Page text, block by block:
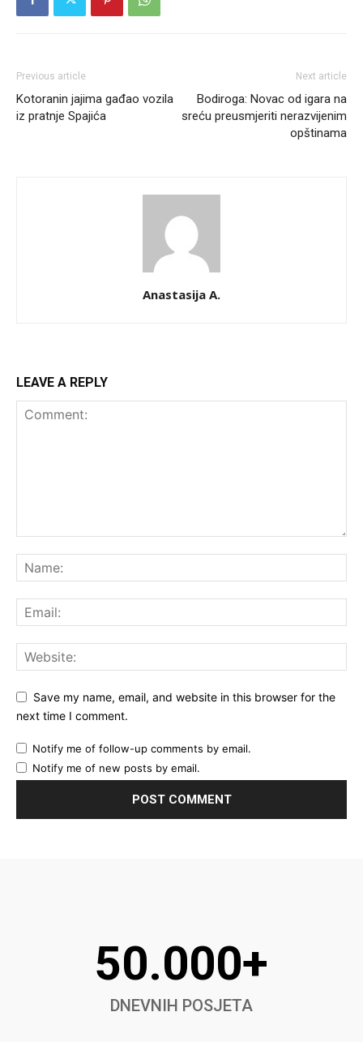
Previous article
Kotoranin jajima gađao vozila
iz pratnje Spajića
Next article
Bodiroga: Novac od igara na
sreću preusmjeriti nerazvijenim
opštinama
Anastasija A.
LEAVE A REPLY
Save my name, email, and website in this browser for the
next time I comment.
Notify me of follow-up comments by email.
Notify me of new posts by email.
50.000+
DNEVNIH POSJETA